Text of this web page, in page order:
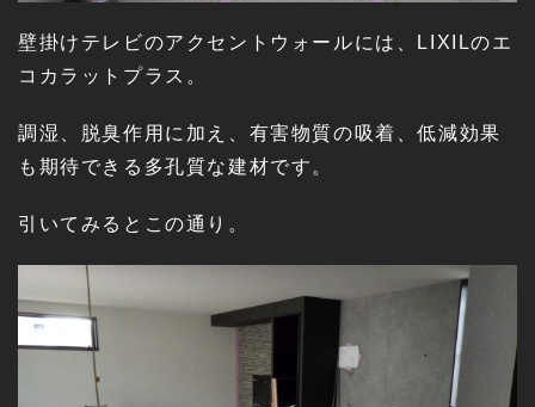
壁掛けテレビのアクセントウォールには、LIXILのエ
コカラットプラス。
調湿、脱臭作用に加え、有害物質の吸着、低減効果
も期待できる多孔質な建材です。
引いてみるとこの通り。